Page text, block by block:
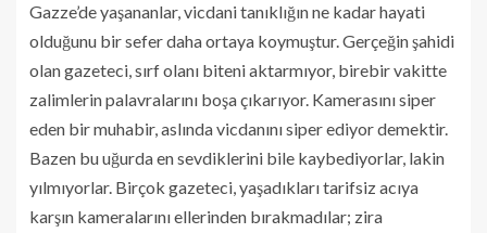
Gazze’de yaşananlar, vicdani tanıklığın ne kadar hayati
olduğunu bir sefer daha ortaya koymuştur. Gerçeğin şahidi
olan gazeteci, sırf olanı biteni aktarmıyor, birebir vakitte
zalimlerin palavralarını boşa çıkarıyor. Kamerasını siper
eden bir muhabir, aslında vicdanını siper ediyor demektir.
Bazen bu uğurda en sevdiklerini bile kaybediyorlar, lakin
yılmıyorlar. Birçok gazeteci, yaşadıkları tarifsiz acıya
karşın kameralarını ellerinden bırakmadılar; zira